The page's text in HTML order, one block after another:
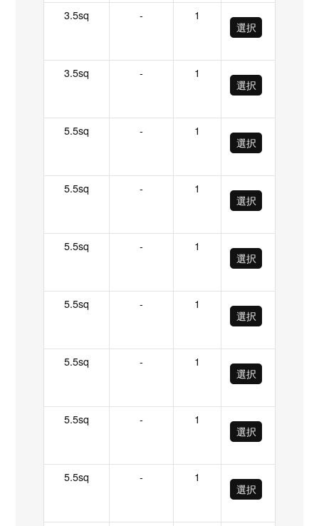
3.5sq -
1
選択
3.5sq -
1
選択
5.5sq -
1
選択
5.5sq -
1
選択
5.5sq -
1
選択
5.5sq -
1
選択
5.5sq -
1
選択
5.5sq -
1
選択
5.5sq -
1
選択